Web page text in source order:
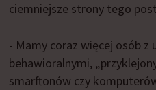
ciemniejsze strony tego
- Mamy coraz więcej osób z
behawioralnymi,
smarftonów czy